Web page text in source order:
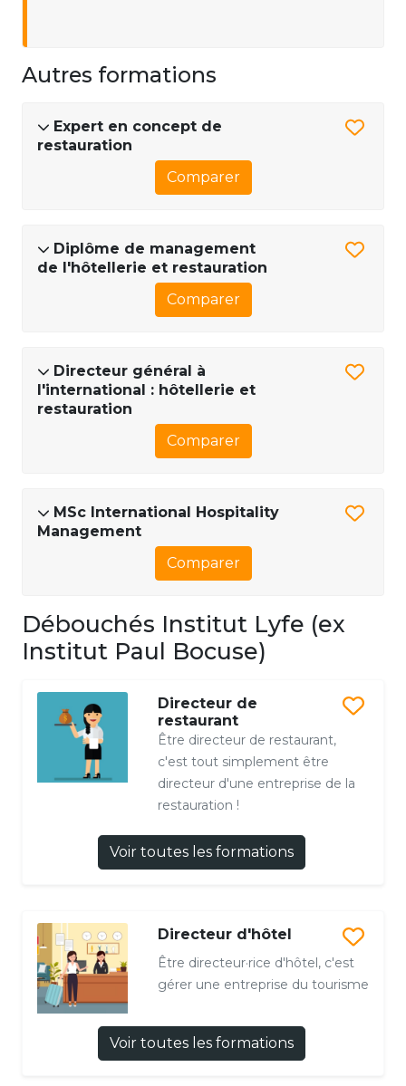
Autres formations
Expert en concept de
restauration
Comparer
Diplôme de management
de l'hôtellerie et restauration
Comparer
Directeur général à
l'international : hôtellerie et
restauration
Comparer
MSc International Hospitality
Management
Comparer
Débouchés Institut Lyfe (ex
Institut Paul Bocuse)
Directeur de
restaurant
Être directeur de restaurant,
c'est tout simplement être
directeur d'une entreprise de la
restauration !
Voir toutes les formations
Directeur d'hôtel
Être directeur·rice d'hôtel, c'est
gérer une entreprise du tourisme
Voir toutes les formations